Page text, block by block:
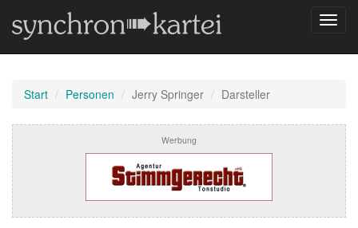
Start Personen Jerry Springer Darsteller
Werbung